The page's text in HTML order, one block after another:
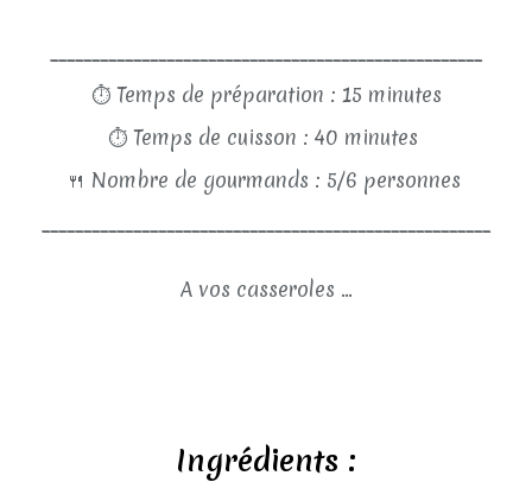
⏱ Temps de préparation : 15 minutes
⏱ Temps de cuisson : 40 minutes
🍴 Nombre de gourmands : 5/6 personnes
A vos casseroles ...
Ingrédients :